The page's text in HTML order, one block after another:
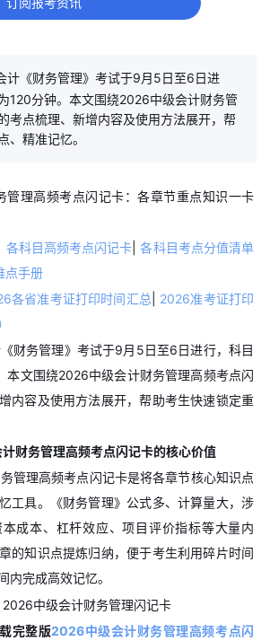
计《财务管理》考试于9月5日至6日进
120分钟。本文围绕2026中级会计财务管
考点梳理、新增内容及使用方法展开，帮
、精准记忆。
各科目高频考点闪记卡 |各科目考点分值清单
点手册
各省准考证打印时间汇总
2026准考证打印
财务管理》考试于9月5日至6日进行，科目
本文围绕2026中级会计财务管理高频考点闪
内容及使用方法展开，帮助考生快速锁定重
财务管理高频考点闪记卡的核心价值
管理高频考点闪记卡是将各章节核心知识点
工具。《财务管理》公式多、计算量大，涉
成本、杠杆效应、项目评价指标等大量内
的知识点提炼归纳，便于考生利用碎片时间
内完成高效记忆。
完整版2026中级会计财务管理高频考点闪